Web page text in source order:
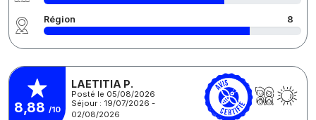
Région 8
8,88 /10
LAETITIA P.
Posté le 05/08/2026
Séjour : 19/07/2026 -
02/08/2026